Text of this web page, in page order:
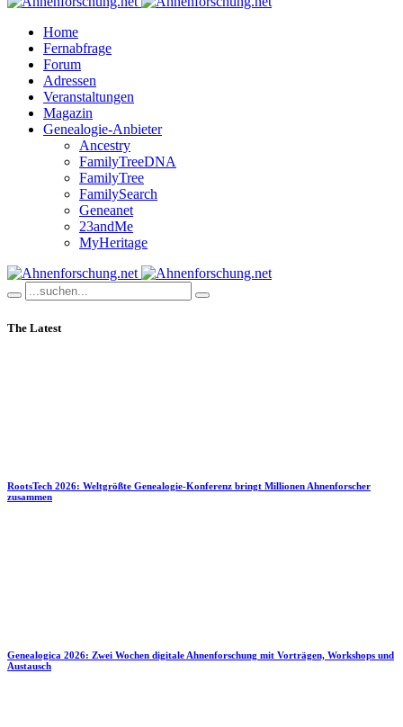
Home
Fernabfrage
Forum
Adressen
Veranstaltungen
Magazin
Genealogie-Anbieter
Ancestry
FamilyTreeDNA
FamilyTree
FamilySearch
Geneanet
23andMe
MyHeritage
The Latest
RootsTech 2026: Weltgrößte Genealogie-Konferenz bringt Millionen Ahnenforscher
zusammen
Genealogica 2026: Zwei Wochen digitale Ahnenforschung mit Vorträgen, Workshops und
Austausch